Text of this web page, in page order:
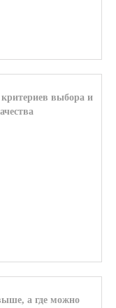
выбора и
а где можно